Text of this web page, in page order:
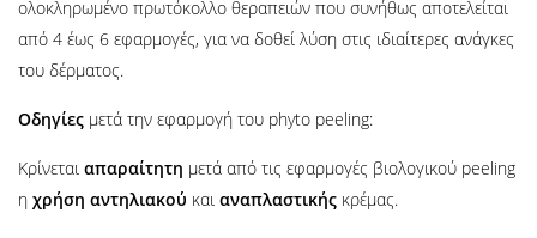
ολοκληρωμένο πρωτόκολλο θεραπειών που συνήθως αποτελείται
από 4 έως 6 εφαρμογές, για να δοθεί λύση στις ιδιαίτερες ανάγκες
του δέρματος.
Οδηγίες μετά την εφαρμογή του phyto peeling:
Κρίνεται απαραίτητη μετά από τις εφαρμογές βιολογικού peeling
η χρήση αντηλιακού και αναπλαστικής κρέμας.